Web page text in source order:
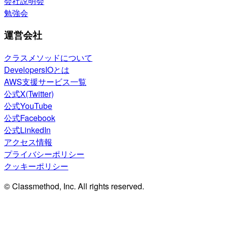
勉強会
運営会社
クラスメソッドについて
DevelopersIOとは
AWS支援サービス一覧
公式X(Twitter)
公式YouTube
公式Facebook
公式LinkedIn
アクセス情報
プライバシーポリシー
クッキーポリシー
© Classmethod, Inc. All rights reserved.